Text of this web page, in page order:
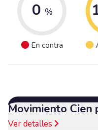
0 %
En contra
Movimiento Cien
Ver detalles